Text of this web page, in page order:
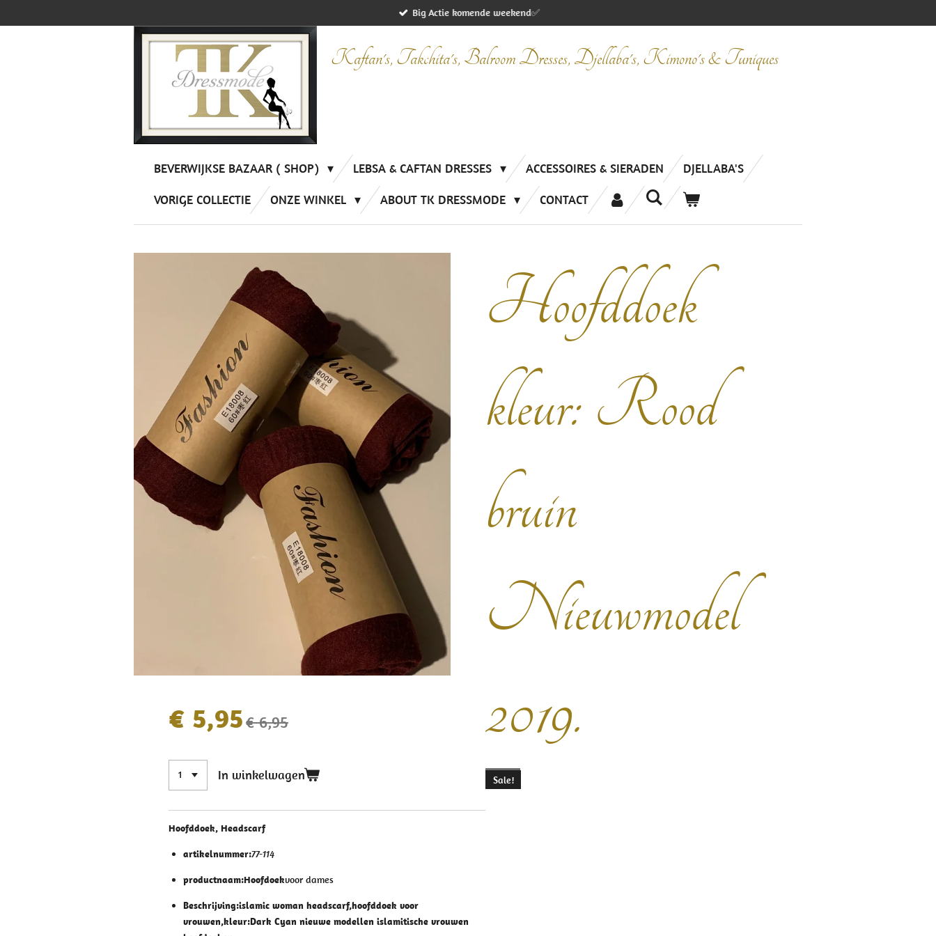
Big Actie komende weekend✅
Kaftan's, Takchita's, Balroom Dresses, Djellaba's, Kimono's & Tuniques
BEVERWIJKSE BAZAAR ( SHOP) LEBSA & CAFTAN DRESSES ACCESSOIRES & SIERADEN
DJELLABA'S
VORIGE COLLECTIE
ONZE WINKEL ABOUT TK DRESSMODE CONTACT
Hoofddoek
kleur: Rood
bruin
Nieuwmodel
2019.
Sale!
€ 5,95€ 6,95
In winkelwagen
Hoofddoek, Headscarf
artikelnummer:77-114
productnaam:Hoofdoekvoor dames
Beschrijving:islamic woman headscarf,hoofddoek voor
vrouwen,kleur:Dark Cyan nieuwe modellen islamitische vrouwen